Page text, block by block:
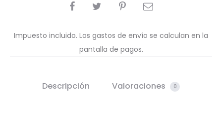
COMPARTIR
Impuesto incluido. Los gastos de envío se calculan en la
pantalla de pagos.
Descripción Valoraciones 0